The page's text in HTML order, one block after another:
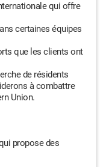
qui offre
certaines équipes
que les clients ont
de résidents
à combattre
Union.
propose des